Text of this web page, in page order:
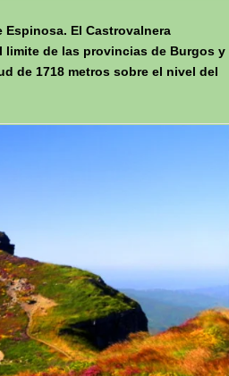
Espinosa. El Castrovalnera
limite de las provincias de Burgos y
de 1718 metros sobre el nivel del